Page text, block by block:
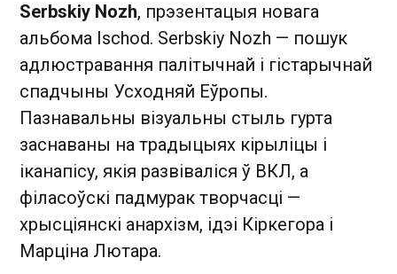
Serbskiy Nozh, прэзентацыя новага
альбома Ischod. Serbskiy Nozh — пошук
адлюстравання палітычнай і гістарычнай
спадчыны Усходняй Еўропы.
Пазнавальны візуальны стыль гурта
заснаваны на традыцыях кірыліцы і
іканапісу, якія развіваліся ў ВКЛ, а
філасоўскі падмурак творчасці —
хрысціянскі анархізм, ідэі Кіркегора і
Марціна Лютара.